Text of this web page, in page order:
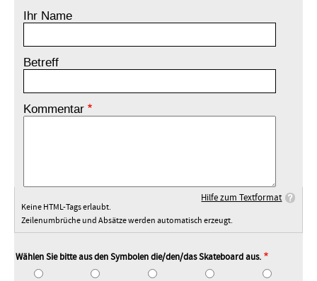
Ihr Name
Betreff
Kommentar
Hilfe zum Textformat
Keine HTML-Tags erlaubt.
Zeilenumbrüche und Absätze werden automatisch erzeugt.
Wählen Sie bitte aus den Symbolen die/den/das Skateboard aus.